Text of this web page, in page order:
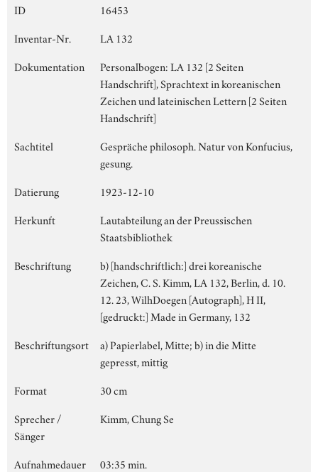
ID
16453
Inventar-Nr.
LA 132
Dokumentation
Personalbogen: LA 132 [2 Seiten
Handschrift], Sprachtext in koreanischen
Zeichen und lateinischen Lettern [2 Seiten
Handschrift]
Sachtitel
Gespräche philosoph. Natur von Konfucius,
gesung.
Datierung
1923-12-10
Herkunft
Lautabteilung an der Preussischen
Staatsbibliothek
Beschriftung
b) [handschriftlich:] drei koreanische
Zeichen, C. S. Kimm, LA 132, Berlin, d. 10.
12. 23, WilhDoegen [Autograph], H II,
[gedruckt:] Made in Germany, 132
Beschriftungsort
a) Papierlabel, Mitte; b) in die Mitte
gepresst, mittig
Format
30 cm
Sprecher /
Sänger
Kimm, Chung Se
Aufnahmedauer
03:35 min.